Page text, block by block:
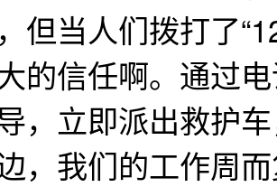
但当人们拨打了
的信任啊。通过
，立即派出救护
，我们的工作周